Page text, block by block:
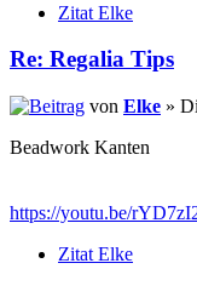
Zitat Elke
Re: Regalia Tips
von Elke »
Beadwork Kanten
https://youtu.be/
Zitat Elke